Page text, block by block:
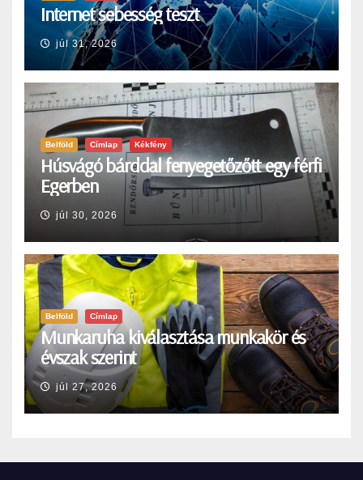
Internet sebesség teszt
júl 31, 2026
Belföld Címlap Kékfény
Húsvágó bárddal fenyegetőzőtt egy férfi
Egerben
júl 30, 2026
Belföld Címlap
Munkaruha kiválasztása munkakör és
évszak szerint
júl 27, 2026